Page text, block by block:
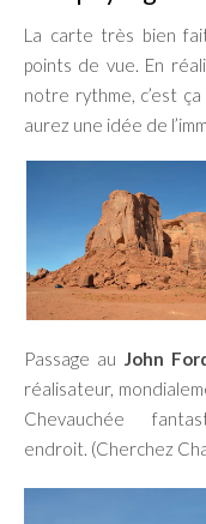
La carte très bien
points de vue. En
notre rythme, c’est
aurez une idée de
Passage au John
réalisateur,
Chevauchée
endroit. (Cherchez